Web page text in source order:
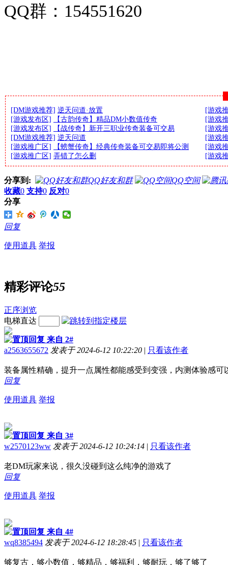
QQ群： 154551620
[DM游戏推荐] 逆天问道·放置
[游戏发布区]
【古韵传奇】精品DM小数值传奇
[游戏发布区]
【战传奇】新开三职业传奇装备可交易
[DM游戏推荐] 逆天问道
[游戏推广区]
【螃蟹传奇】经典传奇装备可交易即将公测
[游戏推广区] 弄错了怎么删
[游戏
[游戏
[游戏
[游戏
[游戏
[游戏
分享到: QQ好友和群
QQ空间
收藏0 支持0 反对0
分享
回复
使用道具 举报
精彩评论55
正序浏览
电梯直达
来自 2#
a2563655672 发表于 2024-6-12 10:22:20 | 只看该作者
装备属性精确，提升一点属性都能感受到变强，内测体验感可
回复
使用道具 举报
来自 3#
w2570123ww 发表于 2024-6-12 10:24:14 | 只看该作者
老DM玩家来说，很久没碰到这么纯净的游戏了
回复
使用道具 举报
来自 4#
wq8385494 发表于 2024-6-12 18:28:45 | 只看该作者
够复古，够小数值，够精品，够福利，够耐玩，够了够了